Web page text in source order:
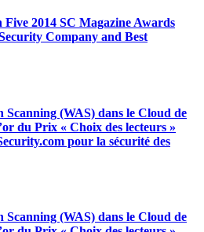
2014 SC Magazine Awards
Company and Best
Scanning (WAS) dans le Cloud de
du Prix « Choix des lecteurs »
pour la sécurité des
Scanning (WAS) dans le Cloud de